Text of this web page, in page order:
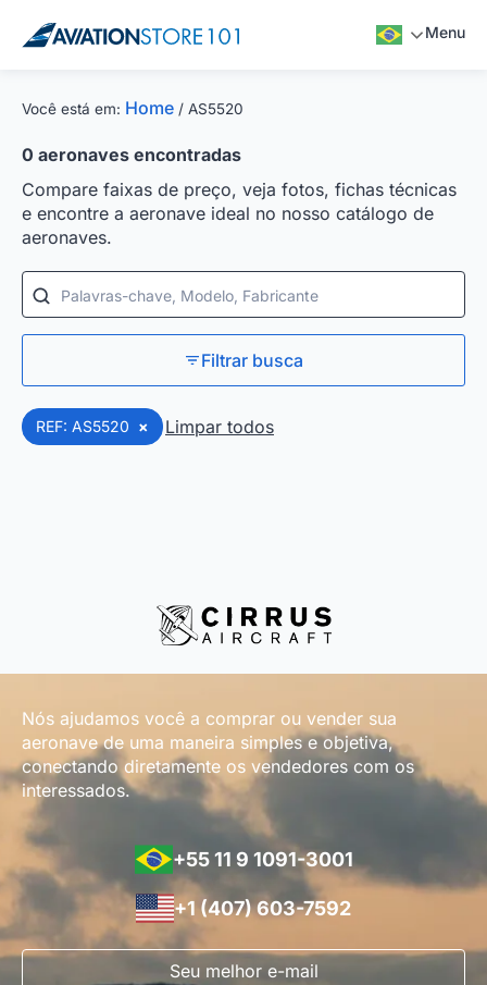
Menu
Você está em: Home / AS5520
0 aeronaves encontradas
Compare faixas de preço, veja fotos, fichas técnicas
e encontre a aeronave ideal no nosso catálogo de
aeronaves.
Palavras-chave, Modelo, Fabricante
Filtrar busca
REF: AS5520 × Limpar todos
Nós ajudamos você a comprar ou vender sua
aeronave de uma maneira simples e objetiva,
conectando diretamente os vendedores com os
interessados.
+55 11 9 1091-3001
+1 (407) 603-7592